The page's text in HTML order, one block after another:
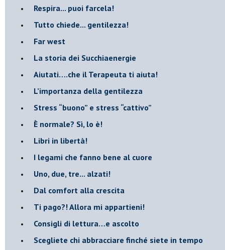
​Respira... puoi farcela!
​Tutto chiede... gentilezza!
​Far west
​La storia dei Succhiaenergie
​Aiutati….che il Terapeuta ti aiuta!
​L’importanza della gentilezza
​Stress “buono” e stress “cattivo”
​È normale? Sì, lo è!
​Libri in libertà!
​I legami che fanno bene al cuore
Uno, due, tre... alzati!​
​Dal comfort alla crescita
​Ti pago?! Allora mi appartieni!​
​Consigli di lettura…e ascolto
​Scegliete chi abbracciare finché siete in tempo